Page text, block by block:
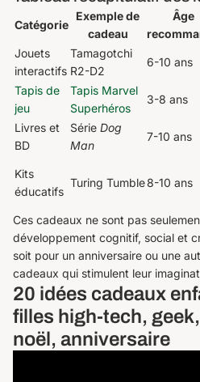
Catégorie
Exemple de
cadeau
Âge
Jouets
interactifs
Tamagotchi
R2-D2
6-10 ans
Tapis de
jeu
Tapis Marvel
Superhéros
3-8 ans
Livres et
BD
Série Dog
Man
7-10 ans
Kits
éducatifs
Turing Tumble8-10 ans
Ces cadeaux ne sont pas
développement cognitif, social et
soit pour un anniversaire ou une
cadeaux qui stimulent leur
20 idées cadeaux
filles high-tech,
noël, anniversaire